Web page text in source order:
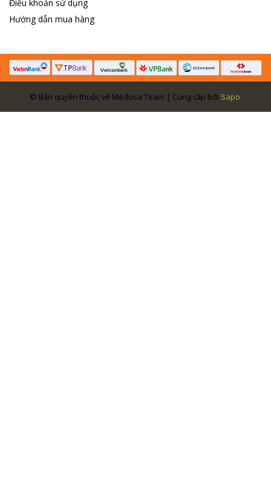
Điều khoản sử dụng
Hướng dẫn mua hàng
© Bản quyền thuộc về Medusa Team | Cung cấp bởi Sapo.